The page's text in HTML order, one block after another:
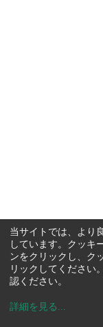
当サイトでは、より
しています。クッキ
ンをクリックし、ク
リックしてください
認ください。
詳細を見る ...